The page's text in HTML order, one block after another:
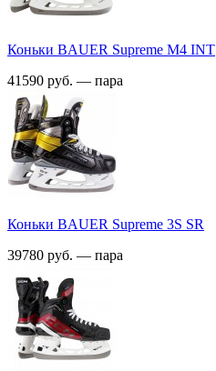
Коньки BAUER Supreme M4 INT
41590 руб. — пара
Коньки BAUER Supreme 3S SR
39780 руб. — пара